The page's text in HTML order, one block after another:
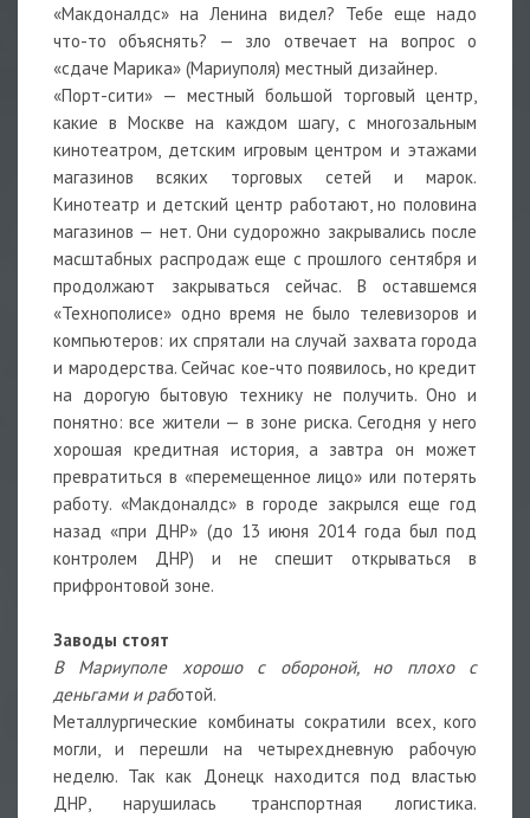
«Макдоналдс» на Ленина видел? Тебе еще надо
что-то объяснять? — зло отвечает на вопрос о
«сдаче Марика» (Мариуполя) местный дизайнер.
«Порт-сити» — местный большой торговый центр,
какие в Москве на каждом шагу, с многозальным
кинотеатром, детским игровым центром и этажами
магазинов всяких торговых сетей и марок.
Кинотеатр и детский центр работают, но половина
магазинов — нет. Они судорожно закрывались после
масштабных распродаж еще с прошлого сентября и
продолжают закрываться сейчас. В оставшемся
«Технополисе» одно время не было телевизоров и
компьютеров: их спрятали на случай захвата города
и мародерства. Сейчас кое-что появилось, но кредит
на дорогую бытовую технику не получить. Оно и
понятно: все жители — в зоне риска. Сегодня у него
хорошая кредитная история, а завтра он может
превратиться в «перемещенное лицо» или потерять
работу. «Макдоналдс» в городе закрылся еще год
назад «при ДНР» (до 13 июня 2014 года был под
контролем ДНР) и не спешит открываться в
прифронтовой зоне.
Заводы стоят
В Мариуполе хорошо с обороной, но плохо с
деньгами и работой.
Металлургические комбинаты сократили всех, кого
могли, и перешли на четырехдневную рабочую
неделю. Так как Донецк находится под властью
ДНР, нарушилась транспортная логистика.